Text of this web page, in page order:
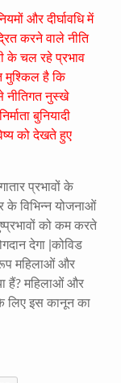
और दीर्घावधि में
करने वाले नीति
के चल रहे प्रभाव
मुश्किल है कि
नीतिगत नुस्खे
बुनियादी
को देखते हुए
प्रभावों के
के विभिन्न योजनाओं
को कम करते
देगा |कोविड
महिलाओं और
हैं? महिलाओं और
लिए इस कानून का